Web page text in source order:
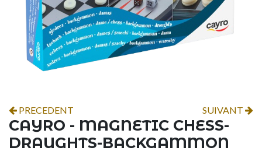
PRECEDENT SUIVANT
CAYRO - MAGNETIC CHESS-
DRAUGHTS-BACKGAMMON